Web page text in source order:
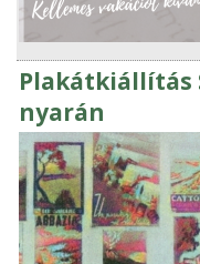
Plakátkiállítás
nyarán